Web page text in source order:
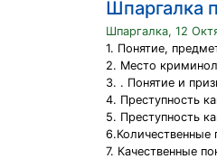
Шпаргалка
Шпаргалка, 12
1. Понятие,
2. Место
3. . Понятие и
4. Преступность
5. Преступность
6.Количественные
7. Качественные